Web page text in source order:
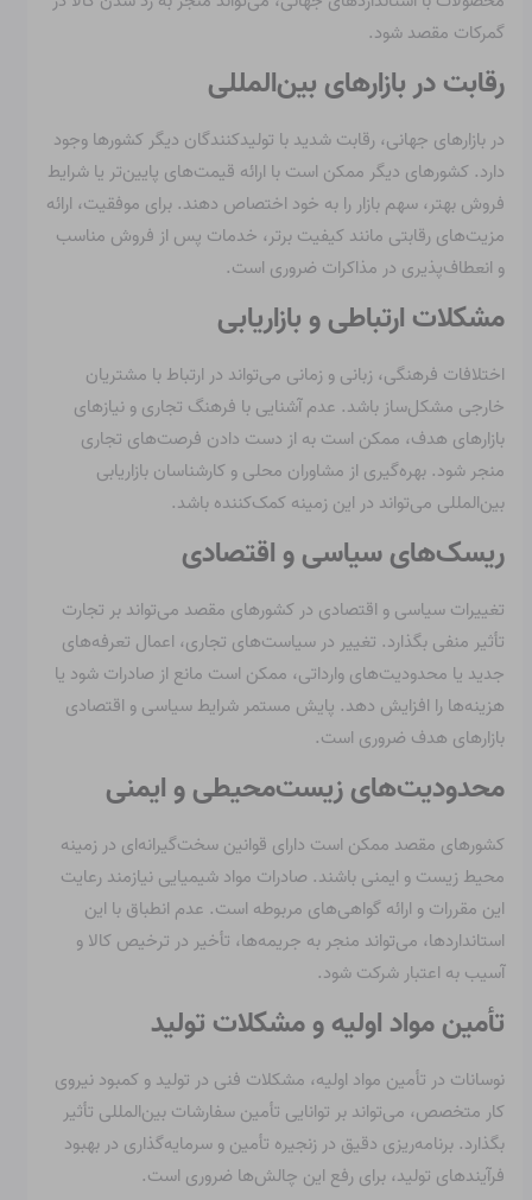
گمرکات مقصد شود.
رقابت در بازارهای بین‌المللی
در بازارهای جهانی، رقابت شدید با تولیدکنندگان دیگر کشورها وجود
دارد. کشورهای دیگر ممکن است با ارائه قیمت‌های پایین‌تر یا شرایط
فروش بهتر، سهم بازار را به خود اختصاص دهند. برای موفقیت، ارائه
مزیت‌های رقابتی مانند کیفیت برتر، خدمات پس از فروش مناسب
و انعطاف‌پذیری در مذاکرات ضروری است.
مشکلات ارتباطی و بازاریابی
اختلافات فرهنگی، زبانی و زمانی می‌تواند در ارتباط با مشتریان
خارجی مشکل‌ساز باشد. عدم آشنایی با فرهنگ تجاری و نیازهای
بازارهای هدف، ممکن است به از دست دادن فرصت‌های تجاری
منجر شود. بهره‌گیری از مشاوران محلی و کارشناسان بازاریابی
بین‌المللی می‌تواند در این زمینه کمک‌کننده باشد.
ریسک‌های سیاسی و اقتصادی
تغییرات سیاسی و اقتصادی در کشورهای مقصد می‌تواند بر تجارت
تأثیر منفی بگذارد. تغییر در سیاست‌های تجاری، اعمال تعرفه‌های
جدید یا محدودیت‌های وارداتی، ممکن است مانع از صادرات شود یا
هزینه‌ها را افزایش دهد. پایش مستمر شرایط سیاسی و اقتصادی
بازارهای هدف ضروری است.
محدودیت‌های زیست‌محیطی و ایمنی
کشورهای مقصد ممکن است دارای قوانین سخت‌گیرانه‌ای در زمینه
محیط زیست و ایمنی باشند. صادرات مواد شیمیایی نیازمند رعایت
این مقررات و ارائه گواهی‌های مربوطه است. عدم انطباق با این
استانداردها، می‌تواند منجر به جریمه‌ها، تأخیر در ترخیص کالا و
آسیب به اعتبار شرکت شود.
تأمین مواد اولیه و مشکلات تولید
نوسانات در تأمین مواد اولیه، مشکلات فنی در تولید و کمبود نیروی
کار متخصص، می‌تواند بر توانایی تأمین سفارشات بین‌المللی تأثیر
بگذارد. برنامه‌ریزی دقیق در زنجیره تأمین و سرمایه‌گذاری در بهبود
فرآیندهای تولید، برای رفع این چالش‌ها ضروری است.